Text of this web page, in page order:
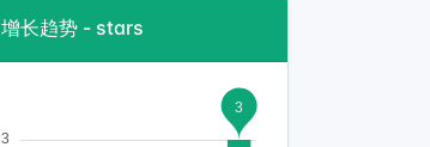
增长趋势 - stars